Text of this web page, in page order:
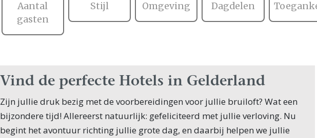
Aantal
gasten
Stijl Omgeving Dagdelen
Vind de perfecte Hotels in Gelderland
Zijn jullie druk bezig met de voorbereidingen voor jullie bruiloft? Wat een
bijzondere tijd! Allereerst natuurlijk: gefeliciteerd met jullie verloving. Nu
begint het avontuur richting jullie grote dag, en daarbij helpen we jullie